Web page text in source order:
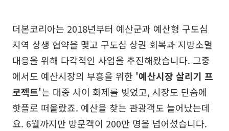
더본코리아는 2018년부터 예산군과 예산형 구도심
지역 상생 협약을 맺고 구도심 상권 회복과 지방소멸
대응을 위해 다각적인 사업을 추진해왔습니다. 그중
에서도 예산시장의 부흥을 위한 '예산시장 살리기 프
로젝트'는 대중 사이 화제를 빚었고, 시장도 단숨에
핫플로 떠올랐죠. 예산을 찾는 관광객도 늘어났는데
요. 6월까지만 방문객이 200만 명을 넘어섰습니다.